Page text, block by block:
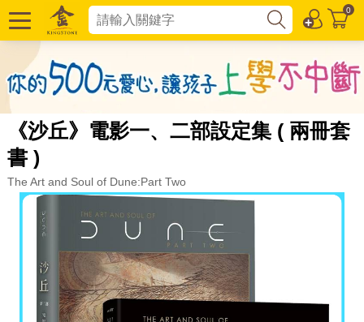
0
《沙丘》電影一、二部設定集 ( 兩冊套
書 )
The Art and Soul of Dune:Part Two